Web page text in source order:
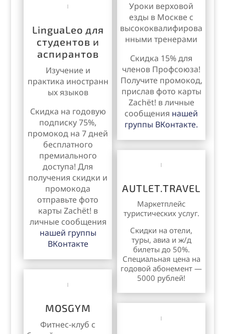
LinguaLeo для
студентов и
аспирантов
Изучение и
практика иностранн
ых языков
Скидка на годовую
подписку 75%,
промокод на 7 дней
бесплатного
премиального
доступа! Для
получения скидки и
промокода
отправьте фото
карты Zachёt! в
личные сообщения
нашей группы
ВКонтакте
MOSGYM
Фитнес-клуб с
Уроки верховой
езды в Москве с
высококвалифирова
нными тренерами
Скидка 15% для
членов Профсоюза!
Получите промокод,
прислав фото карты
Zachёt! в личные
сообщения нашей
группы ВКонтакте.
AUTLET.TRAVEL
Маркетплейс
туристических услуг.
Скидки на отели,
туры, авиа и ж/д
билеты до 50%.
Специальная цена на
годовой абонемент —
5000 рублей!